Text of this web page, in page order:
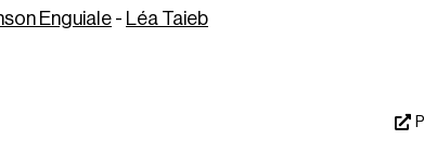
Enguiale - Léa Taieb